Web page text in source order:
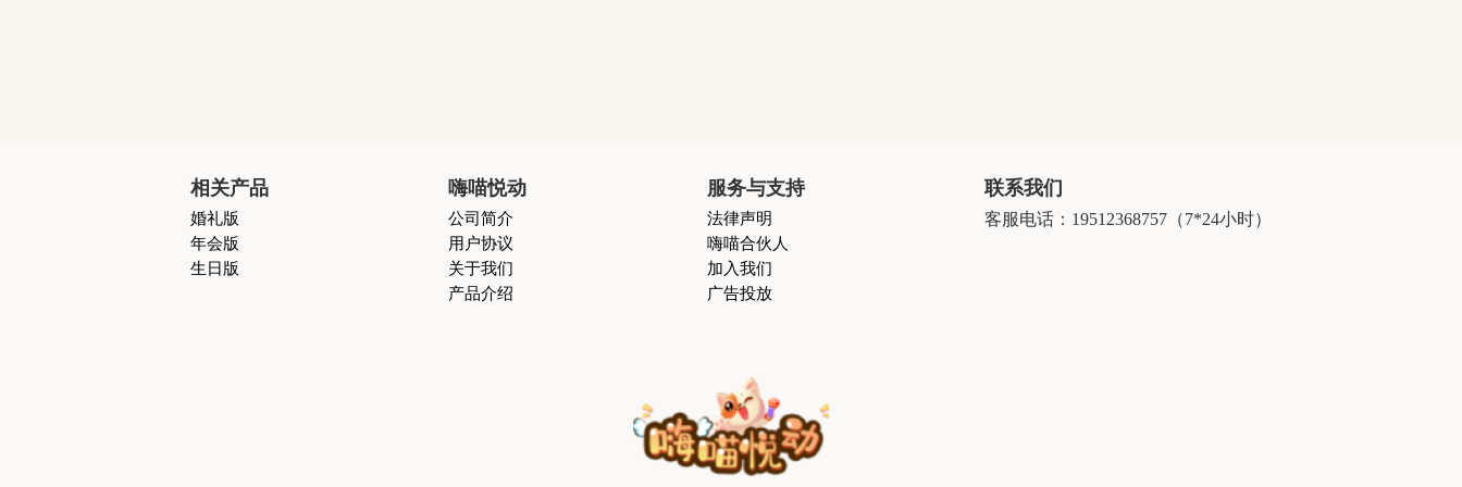
相关产品
婚礼版
年会版
生日版
嗨喵悦动
公司简介
用户协议
关于我们
产品介绍
服务与支持
法律声明
嗨喵合伙人
加入我们
广告投放
联系我们
客服电话：19512368757（7*24小时）